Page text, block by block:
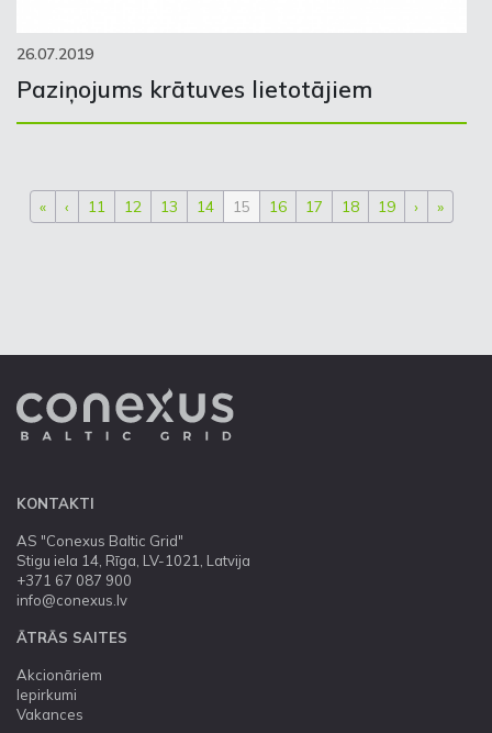
26.07.2019
Paziņojums krātuves lietotājiem
« ‹ 11 12 13 14 15 16 17 18 19 › »
KONTAKTI
AS "Conexus Baltic Grid"
Stigu iela 14, Rīga, LV-1021, Latvija
+371 67 087 900
info@conexus.lv
ĀTRĀS SAITES
Akcionāriem
Iepirkumi
Vakances